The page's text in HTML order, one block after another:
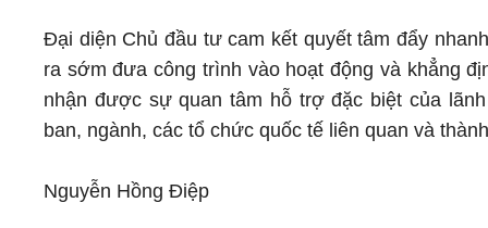
Đại diện Chủ đầu tư cam kết quyết tâm đẩy
ra sớm đưa công trình vào hoạt động và khẳng
nhận được sự quan tâm hỗ trợ đặc biệt của
ban, ngành, các tổ chức quốc tế liên quan và
Nguyễn Hồng Điệp